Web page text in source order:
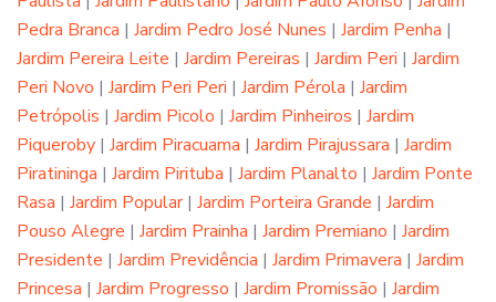
Pedra Branca | Jardim Pedro José Nunes | Jardim Penha |
Jardim Pereira Leite | Jardim Pereiras | Jardim Peri | Jardim
Peri Novo | Jardim Peri Peri | Jardim Pérola | Jardim
Petrópolis | Jardim Picolo | Jardim Pinheiros | Jardim
Piqueroby | Jardim Piracuama | Jardim Pirajussara | Jardim
Piratininga | Jardim Pirituba | Jardim Planalto | Jardim Ponte
Rasa | Jardim Popular| Jardim Porteira Grande | Jardim
Pouso Alegre | Jardim Prainha | Jardim Premiano | Jardim
Presidente | Jardim Previdência | Jardim Primavera | Jardim
Princesa | Jardim Progresso | Jardim Promissão | Jardim